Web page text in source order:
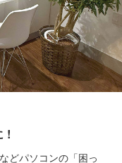
!
どパソコンの「困っ